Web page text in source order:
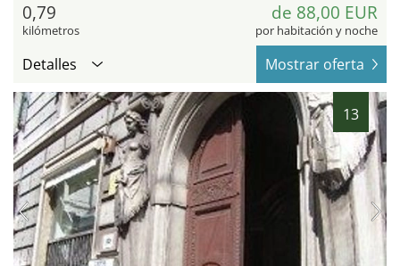
0,79
kilómetros
de 88,00 EUR
por habitación y noche
Detalles Mostrar oferta
13